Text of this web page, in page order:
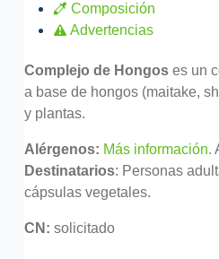
Composición
Advertencias
Complejo de Hongos es un
a base de hongos (maitake,
y plantas.
Alérgenos: Más información.
Destinatarios: Personas
cápsulas vegetales.
CN: solicitado